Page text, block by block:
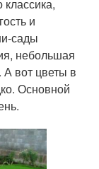
и
сады
небольшая
А вот цветы в
Основной